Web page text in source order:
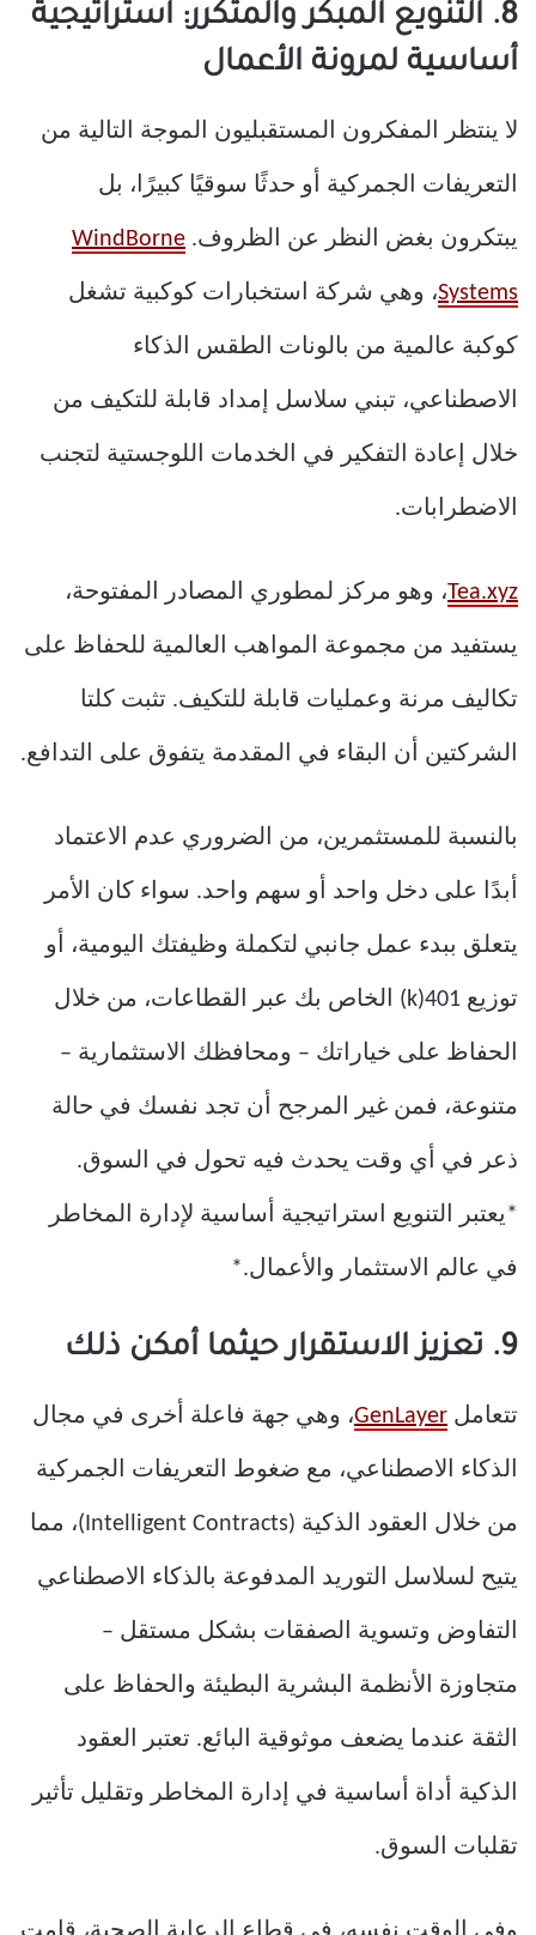
8. التنويع المبكر والمتكرر: استراتيجية
أساسية لمرونة الأعمال
لا ينتظر المفكرون المستقبليون الموجة التالية من
التعريفات الجمركية أو حدثًا سوقيًا كبيرًا، بل
يبتكرون بغض النظر عن الظروف. WindBorne
Systems، وهي شركة استخبارات كوكبية تشغل
كوكبة عالمية من بالونات الطقس الذكاء
الاصطناعي، تبني سلاسل إمداد قابلة للتكيف من
خلال إعادة التفكير في الخدمات اللوجستية لتجنب
الاضطرابات.
Tea.xyz، وهو مركز لمطوري المصادر المفتوحة،
يستفيد من مجموعة المواهب العالمية للحفاظ على
تكاليف مرنة وعمليات قابلة للتكيف. تثبت كلتا
الشركتين أن البقاء في المقدمة يتفوق على التدافع.
بالنسبة للمستثمرين، من الضروري عدم الاعتماد
أبدًا على دخل واحد أو سهم واحد. سواء كان الأمر
يتعلق ببدء عمل جانبي لتكملة وظيفتك اليومية، أو
توزيع 401(k) الخاص بك عبر القطاعات، من خلال
الحفاظ على خياراتك – ومحافظك الاستثمارية –
متنوعة، فمن غير المرجح أن تجد نفسك في حالة
ذعر في أي وقت يحدث فيه تحول في السوق.
*يعتبر التنويع استراتيجية أساسية لإدارة المخاطر
في عالم الاستثمار والأعمال.*
9. تعزيز الاستقرار حيثما أمكن ذلك
تتعامل GenLayer، وهي جهة فاعلة أخرى في مجال
الذكاء الاصطناعي، مع ضغوط التعريفات الجمركية
من خلال العقود الذكية (Intelligent Contracts)، مما
يتيح لسلاسل التوريد المدفوعة بالذكاء الاصطناعي
التفاوض وتسوية الصفقات بشكل مستقل –
متجاوزة الأنظمة البشرية البطيئة والحفاظ على
الثقة عندما يضعف موثوقية البائع. تعتبر العقود
الذكية أداة أساسية في إدارة المخاطر وتقليل تأثير
تقلبات السوق.